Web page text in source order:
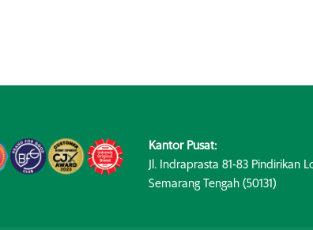
Kantor Pusat:
Jl. Indraprasta 81-83 Pindirikan
Semarang Tengah (50131)